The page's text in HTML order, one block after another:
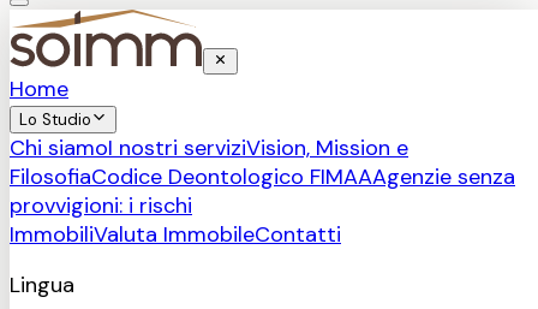
Home
Lo Studio
Chi siamoI nostri serviziVision, Mission e
FilosofiaCodice Deontologico FIMAAAgenzie senza
provvigioni: i rischi
ImmobiliValuta ImmobileContatti
Lingua